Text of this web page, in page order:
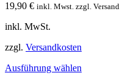
19,90 € inkl. Mwst. zzgl. Versand
inkl. MwSt.
zzgl. Versandkosten
Ausführung wählen